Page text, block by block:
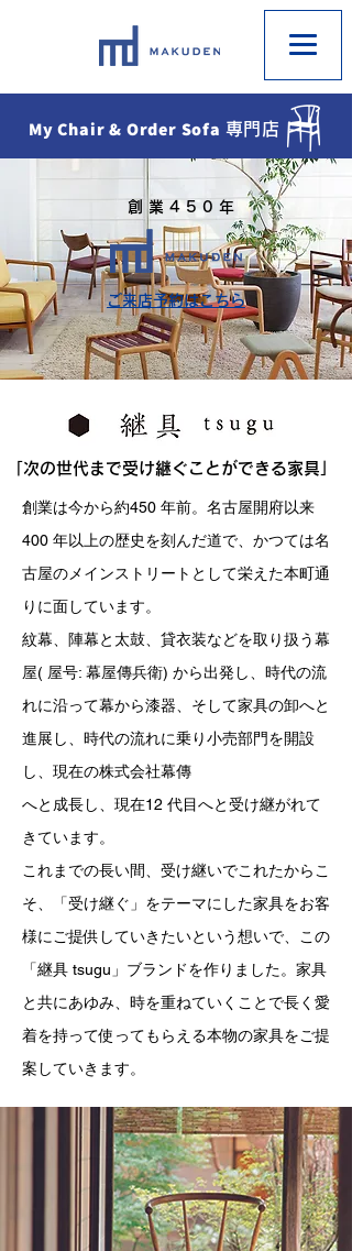
My Chair & Order Sofa 専門店
創業450年
ご来店予約はこちら
「次の世代まで受け継ぐことができる家具」
創業は今から約450 年前。名古屋開府以来
400 年以上の歴史を刻んだ道で、かつては名
古屋のメインストリートとして栄えた本町通
りに面しています。
紋幕、陣幕と太鼓、貸衣装などを取り扱う幕
屋( 屋号: 幕屋傳兵衛) から出発し、時代の流
れに沿って幕から漆器、そして家具の卸へと
進展し、時代の流れに乗り小売部門を開設
し、現在の株式会社幕傳
へと成長し、現在12 代目へと受け継がれて
きています。
これまでの長い間、受け継いでこれたからこ
そ、「受け継ぐ」をテーマにした家具をお客
様にご提供していきたいという想いで、この
「継具 tsugu」ブランドを作りました。家具
と共にあゆみ、時を重ねていくことで長く愛
着を持って使ってもらえる本物の家具をご提
案していきます。